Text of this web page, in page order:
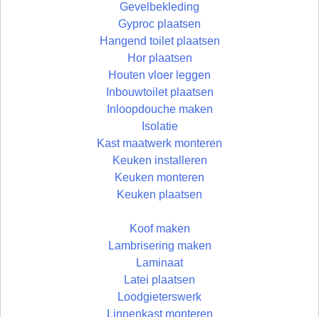
Gevelbekleding
Gyproc plaatsen
Hangend toilet plaatsen
Hor plaatsen
Houten vloer leggen
Inbouwtoilet plaatsen
Inloopdouche maken
Isolatie
Kast maatwerk monteren
Keuken installeren
Keuken monteren
Keuken plaatsen
Koof maken
Lambrisering maken
Laminaat
Latei plaatsen
Loodgieterswerk
Linnenkast monteren